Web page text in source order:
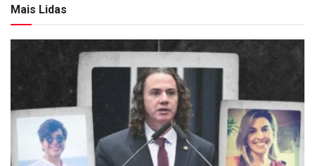
Mais Lidas